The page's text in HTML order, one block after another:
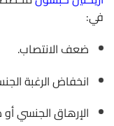
في:
ضعف الانتصاب.
انخفاض الرغبة
الإرهاق الجنسي